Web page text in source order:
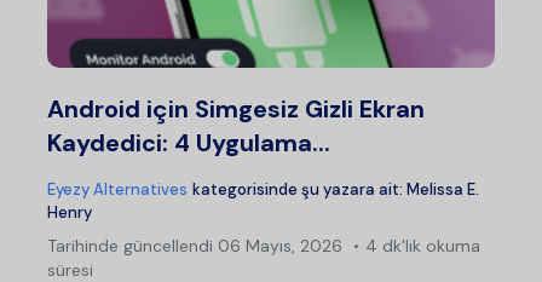
Android için Simgesiz Gizli Ekran
Kaydedici: 4 Uygulama...
Eyezy Alternatives kategorisinde şu yazara ait: Melissa E.
Henry
Tarihinde güncellendi 06 Mayıs, 2026
4 dk'lık okuma
süresi